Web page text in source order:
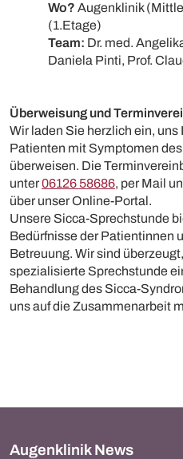
Wo? Augenklinik
(1.Etage)
Team: Dr. med.
Daniela Pinti, Prof.
Überweisung und
Wir laden Sie herzlich ein,
Patienten mit Symptomen
überweisen. Die
unter06126 58686, per Mail
über unser Online-Portal.
Unsere Sicca-Sprechstunde
Bedürfnisse der Patientinnen
Betreuung. Wir sind
spezialisierte Sprechstunde
Behandlung des Sicca-
uns auf die Zusammenarbeit
Augenklinik News